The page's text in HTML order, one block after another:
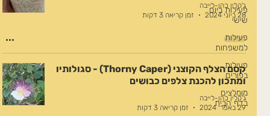
פעילות ביום
שישי
פעילות
למשפחות
פעילות
בפורים
מומלצים
בדף הבית
ג'קלין כהן-לייבה
28 ביוני 2024
זמן קריאה 3 דקות
קסם הצלף הקוצני (Thorny Caper) - סגולותיו
ומתכון להכנת צלפים כבושים
ג'קלין כהן-לייבה
29 באפר׳ 2024
זמן קריאה 3 דקות